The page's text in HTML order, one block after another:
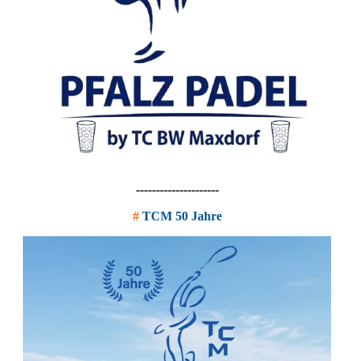
---------------------
# TCM 50 Jahre